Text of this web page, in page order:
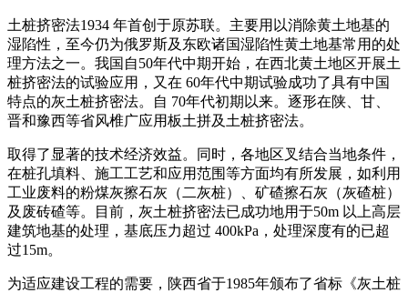
土桩挤密法1934 年首创于原苏联。主要用以消除黄土地基的
湿陷性，至今仍为俄罗斯及东欧诸国湿陷性黄土地基常用的处
理方法之一。我国自50年代中期开始，在西北黄土地区开展土
桩挤密法的试验应用，又在 60年代中期试验成功了具有中国
特点的灰土桩挤密法。自 70年代初期以来。逐形在陕、甘、
晋和豫西等省风椎广应用板土拼及土桩挤密法。
取得了显著的技术经济效益。同时，各地区叉结合当地条件，
在桩孔填料、施工工艺和应用范围等方面均有所发展，如利用
工业废料的粉煤灰擦石灰（二灰桩）、矿碴擦石灰（灰碴桩）
及废砖碴等。目前，灰土桩挤密法已成功地用于50m 以上高层
建筑地基的处理，基底压力超过 400kPa，处理深度有的已超
过15m。
为适应建设工程的需要，陕西省于1985年颁布了省标《灰土桩